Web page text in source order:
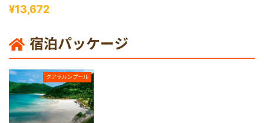
（コタキナバル発 ）
¥13,672
宿泊パッケージ
クアラルンプール